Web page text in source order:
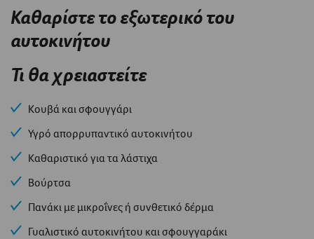
Καθαρίστε το εξωτερικό του
αυτοκινήτου
Τι θα χρειαστείτε
Κουβά και σφουγγάρι
Υγρό απορρυπαντικό αυτοκινήτου
Καθαριστικό για τα λάστιχα
Βούρτσα
Πανάκι με μικροΐνες ή συνθετικό δέρμα
Γυαλιστικό αυτοκινήτου και σφουγγαράκι